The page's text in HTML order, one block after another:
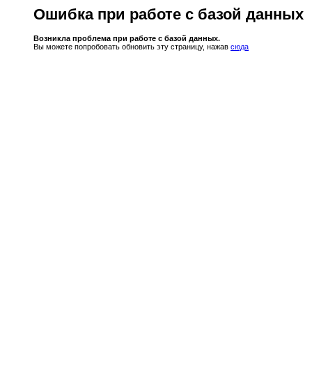
Ошибка при работе с базой данных
Возникла проблема при работе с базой данных.
Вы можете попробовать обновить эту страницу, нажав сюда